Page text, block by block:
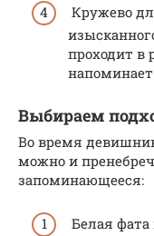
Кружево
проходит в
Выбираем
Во время
можно и
запоминающееся:
Белая фата